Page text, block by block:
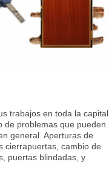
trabajos en toda la capital.
de problemas que pueden
general. Aperturas de
cierrapuertas, cambio de
puertas blindadas, y